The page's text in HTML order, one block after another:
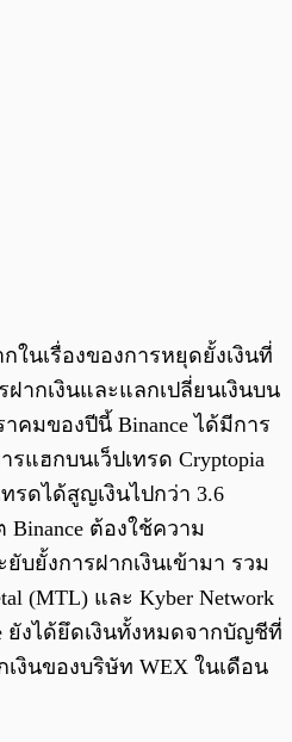
ในเรื่องของการหยุดยั้งเงินที่
ากเงินและแลกเปลี่ยนเงินบน
คมของปีนี้ Binance ได้มีการ
แฮกบนเว็ปเทรด Cryptopia
รดได้สูญเงินไปกว่า 3.6
ต้องใช้ความ
บยั้งการฝากเงินเข้ามา รวม
(MTL) และ Kyber Network
ยังได้ยึดเงินทั้งหมดจากบัญชีที่
งินของบริษัท WEX ในเดือน